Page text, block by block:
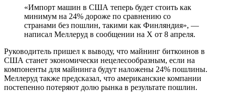
«Импорт машин в США теперь будет стоить как
минимум на 24% дороже по сравнению со
странами без пошлин, такими как Финляндия», —
написал Меллеруд в сообщении на X от 8 апреля.
Руководитель пришел к выводу, что майнинг биткоинов в
США станет экономически нецелесообразным, если на
компоненты для майнинга будут наложены 24% пошлины.
Меллеруд также предсказал, что американские компании
постепенно потеряют долю рынка в результате пошлин.